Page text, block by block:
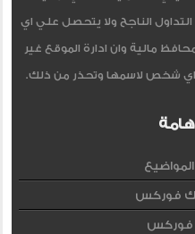
التداول الناجح ولا يتحصل علي اي
مالية وان ادارة الموقع غير
شخص لاسمها وتحذر من ذلك.
هامة
فوركس
فوركس